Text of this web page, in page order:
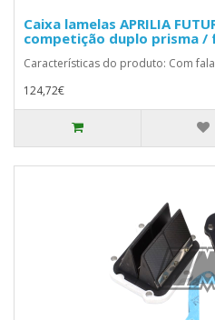
Caixa lamelas APRILIA
competição duplo prisma /
Características do produto: Com
124,72€